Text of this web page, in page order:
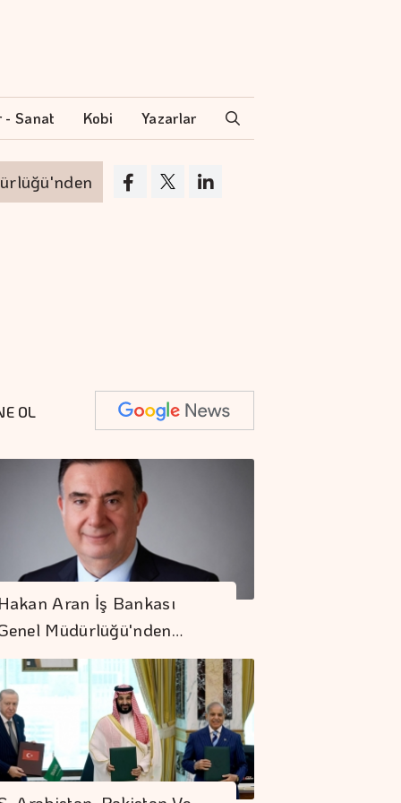
- Sanat Kobi Yazarlar
ayrılıyor VakıfBank'ın aktif
OL
Hakan Aran İş Bankası
Müdürlüğü'nden…